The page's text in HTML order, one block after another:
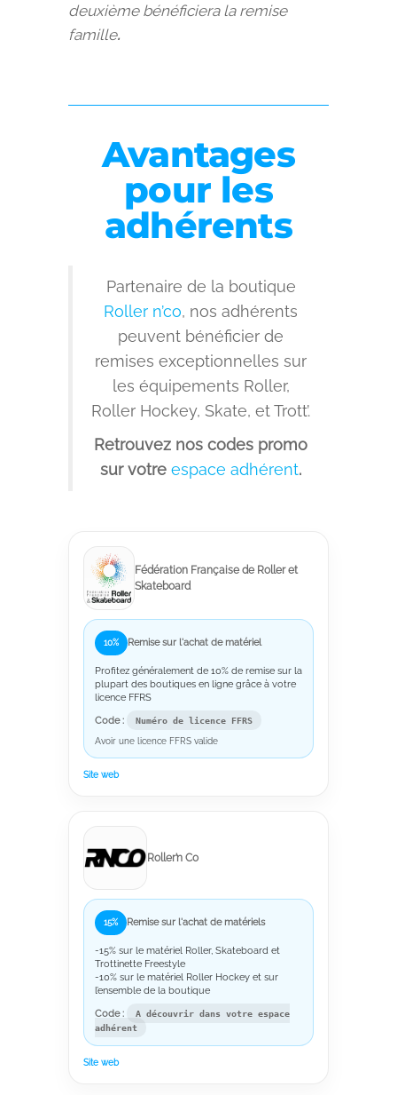
deuxième bénéficiera la remise
famille.
Avantages
pour les
adhérents
Partenaire de la boutique
Roller n’co, nos adhérents
peuvent bénéficier de
remises exceptionnelles sur
les équipements Roller,
Roller Hockey, Skate, et Trott’.
Retrouvez nos codes promo
sur votre espace adhérent.
Fédération Française de Roller et
Skateboard
10% Remise sur l'achat de matériel
Profitez généralement de 10% de remise sur la
plupart des boutiques en ligne grâce à votre
licence FFRS
Code :
Numéro de licence FFRS
Avoir une licence FFRS valide
Site web
Roller’n Co
15% Remise sur l'achat de matériels
-15% sur le matériel Roller, Skateboard et
Trottinette Freestyle
-10% sur le matériel Roller Hockey et sur
l’ensemble de la boutique
Code :
A découvrir dans votre espace
adhérent
Site web